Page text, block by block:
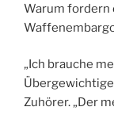
Warum fordern
„Ich brauche
Zuhörer. „Der